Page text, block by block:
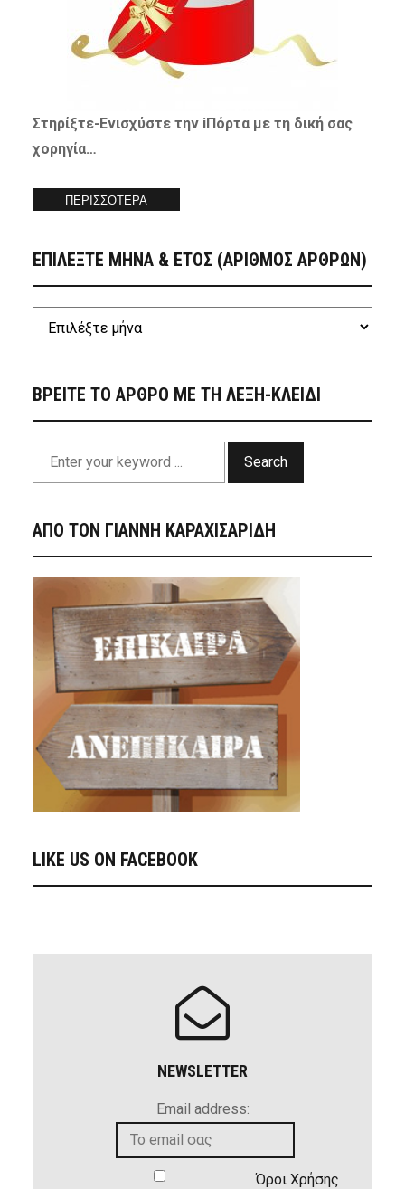
Στηρίξτε-Ενισχύστετην iΠόρτα με τη δική σας
χορηγία…
ΠΕΡΙΣΣΟΤΕΡΑ
ΕΠΙΛΕΞΤΕ ΜΗΝΑ & ΕΤΟΣ (ΑΡΙΘΜΟΣ ΑΡΘΡΩΝ)
ΒΡΕΙΤΕ ΤΟ ΑΡΘΡΟ ΜΕ ΤΗ ΛΕΞΗ-ΚΛΕΙΔΙ
Search
ΑΠΟ ΤΟΝ ΓΙΑΝΝΗ ΚΑΡΑΧΙΣΑΡΙΔΗ
LIKE US ON FACEBOOK
NEWSLETTER
Email address:
Όροι Χρήσης